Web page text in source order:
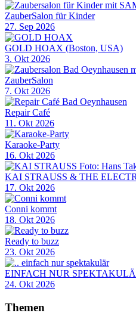
ZauberSalon für Kinder
27. Sep 2026
GOLD HOAX (Boston, USA)
3. Okt 2026
ZauberSalon
7. Okt 2026
Repair Café
11. Okt 2026
Karaoke-Party
16. Okt 2026
KAI STRAUSS & THE
17. Okt 2026
Conni kommt
18. Okt 2026
Ready to buzz
23. Okt 2026
EINFACH NUR
24. Okt 2026
Themen